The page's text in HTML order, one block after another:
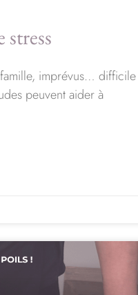
stress
imprévus… difficile
peuvent aider à